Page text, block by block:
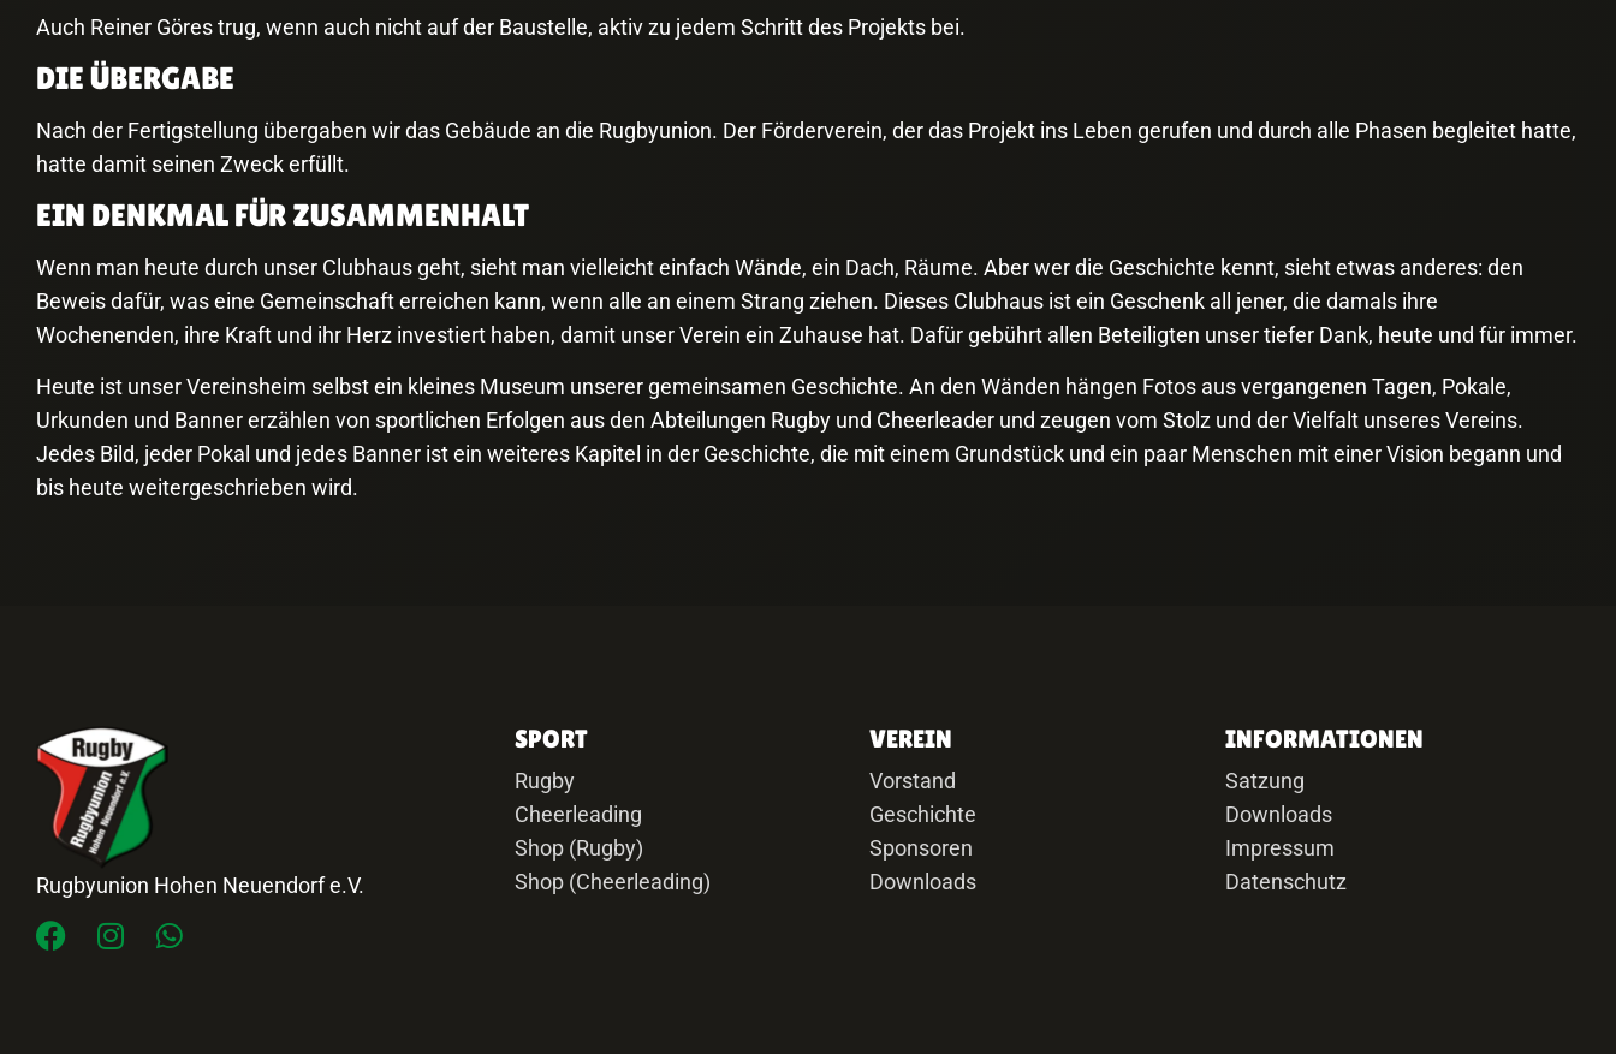
Auch Reiner Göres trug, wenn auch nicht auf der Baustelle, aktiv zu jedem Schritt des Projekts bei.
DIE ÜBERGABE
Nach der Fertigstellung übergaben wir das Gebäude an die Rugbyunion. Der Förderverein, der das Projekt ins Leben gerufen und durch alle Phasen begleitet hatte,
hatte damit seinen Zweck erfüllt.
EIN DENKMAL FÜR ZUSAMMENHALT
Wenn man heute durch unser Clubhaus geht, sieht man vielleicht einfach Wände, ein Dach, Räume. Aber wer die Geschichte kennt, sieht etwas anderes: den
Beweis dafür, was eine Gemeinschaft erreichen kann, wenn alle an einem Strang ziehen. Dieses Clubhaus ist ein Geschenk all jener, die damals ihre
Wochenenden, ihre Kraft und ihr Herz investiert haben, damit unser Verein ein Zuhause hat. Dafür gebührt allen Beteiligten unser tiefer Dank, heute und für immer.
Heute ist unser Vereinsheim selbst ein kleines Museum unserer gemeinsamen Geschichte. An den Wänden hängen Fotos aus vergangenen Tagen, Pokale,
Urkunden und Banner erzählen von sportlichen Erfolgen aus den Abteilungen Rugby und Cheerleader und zeugen vom Stolz und der Vielfalt unseres Vereins.
Jedes Bild, jeder Pokal und jedes Banner ist ein weiteres Kapitel in der Geschichte, die mit einem Grundstück und ein paar Menschen mit einer Vision begann und
bis heute weitergeschrieben wird.
Rugbyunion Hohen Neuendorf e.V.
SPORT
Rugby
Cheerleading
Shop (Rugby)
Shop (Cheerleading)
VEREIN
Vorstand
Geschichte
Sponsoren
Downloads
INFORMATIONEN
Satzung
Downloads
Impressum
Datenschutz